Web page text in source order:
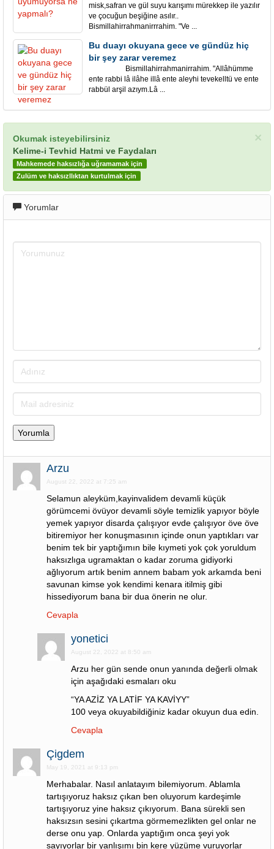
misk,safran ve gül suyu karışımı mürekkep ile yazılır
ve çocuğun beşiğine asılır..
Bismillahirrahmanirrrahim. "Ve ...
Bu duayı okuyana gece ve gündüz hiç
bir şey zarar veremez
Bismillahirrahmanirrahim. "Allâhümme
ente rabbi lâ ilâhe illâ ente aleyhi tevekelltü ve ente
rabbül arşil azıym.Lâ ...
×
Okumak isteyebilirsiniz
Kelime-i Tevhid Hatmi ve Faydaları
Mahkemede haksızlığa uğramamak için
Zulüm ve haksızllıktan kurtulmak için
Yorumlar
Arzu
August 22, 2022 at 7:25 am
Selamun aleyküm,kayinvalidem devamli küçük
görümcemi övüyor devamli söyle temizlik yapıyor böyle
yemek yapıyor disarda çalışıyor evde çalışıyor öve öve
bitiremiyor her konuşmasının içinde onun yaptıkları var
benim tek bir yaptığımın bile kıymeti yok çok yoruldum
haksızlıga ugramaktan o kadar zoruma gidiyorki
ağlıyorum artık benim annem babam yok arkamda beni
savunan kimse yok kendimi kenara itilmiş gibi
hissediyorum bana bir dua önerin ne olur.
Cevapla
yonetici
August 22, 2022 at 8:50 am
Arzu her gün sende onun yanında değerli olmak
için aşağıdaki esmaları oku
“YA AZİZ YA LATİF YA KAVİYY”
100 veya okuyabildiğiniz kadar okuyun dua edin.
Cevapla
Çigdem
May 19, 2021 at 9:13 pm
Merhabalar. Nasıl anlatayım bilemiyorum. Ablamla
tartışıyoruz haksız çıkan ben oluyorum kardeşimle
tartışıyoruz yine haksız çıkıyorum. Bana sürekli sen
haksızsın sesini çıkartma görmemezlikten gel onlar ne
derse onu yap. Onlarda yaptığım onca şeyi yok
sayıyorlar bir yanlışımı bin kere yüzüme vuruyorlar